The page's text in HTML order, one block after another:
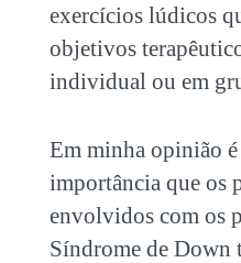
exercícios lúdicos
objetivos
individual ou em
Em minha opinião
importância que os
envolvidos com os
Síndrome de Down